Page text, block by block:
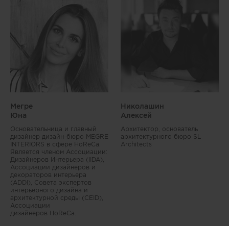
Мегре
Юна
Основательница и главный
дизайнер дизайн-бюро MEGRE
INTERIORS в сфере HoReCa.
Является членом Ассоциации:
Дизайнеров Интерьера (IIDA),
Ассоциации дизайнеров и
декораторов интерьера
(ADDI), Совета экспертов
интерьерного дизайна и
архитектурной среды (CEID),
Ассоциации
дизайнеров HoReCa.
Николашин
Алексей
Архитектор, основатель
архитектурного бюро SL
Architects